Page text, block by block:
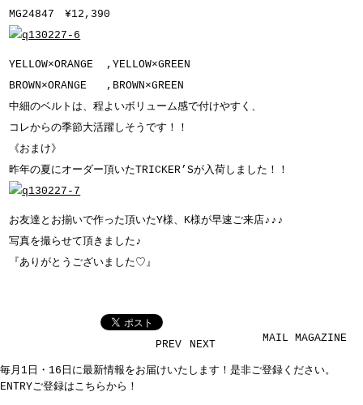
MG24847 ¥12,390
YELLOW×ORANGE ,YELLOW×GREEN
BROWN×ORANGE ,BROWN×GREEN
中細のベルトは、程よいボリューム感で付けやすく、
コレからの季節大活躍しそうです！！
《おまけ》
昨年の夏にオーダー頂いたTRICKER’Sが入荷しました！！
お友達とお揃いで作った頂いたY様、K様が早速ご来店♪♪♪
写真を撮らせて頂きました♪
『ありがとうございました♡』
PREV NEXT
MAIL MAGAZINE
毎月1日・16日に最新情報をお届けいたします！是非ご登録ください。
ENTRYご登録はこちらから！